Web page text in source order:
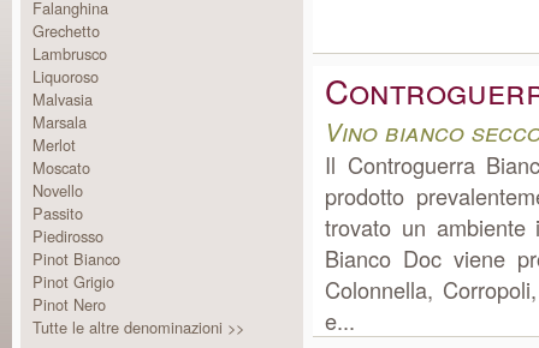
Falanghina
Grechetto
Lambrusco
Liquoroso
Malvasia
Marsala
Merlot
Moscato
Novello
Passito
Piedirosso
Pinot Bianco
Pinot Grigio
Pinot Nero
Tutte le altre denominazioni >>
Vino bianco
Il Controguerra
prodotto
trovato un ambiente
Bianco Doc viene
Colonnella,
e...